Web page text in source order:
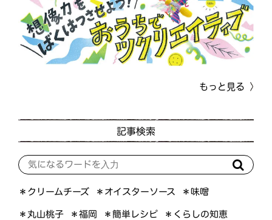
もっと見る
記事検索
＊クリームチーズ ＊オイスターソース ＊味噌
＊丸山桃子 ＊福岡 ＊簡単レシピ ＊くらしの知恵